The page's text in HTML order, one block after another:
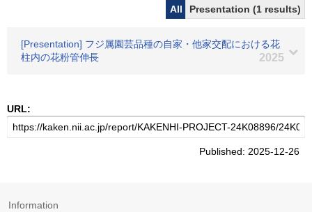
All
Presentation (1 results)
[Presentation] フジ属園芸品種の自家・他家交配における花
柱内の花粉管伸長
2025
URL:
Published: 2025-12-26
Information